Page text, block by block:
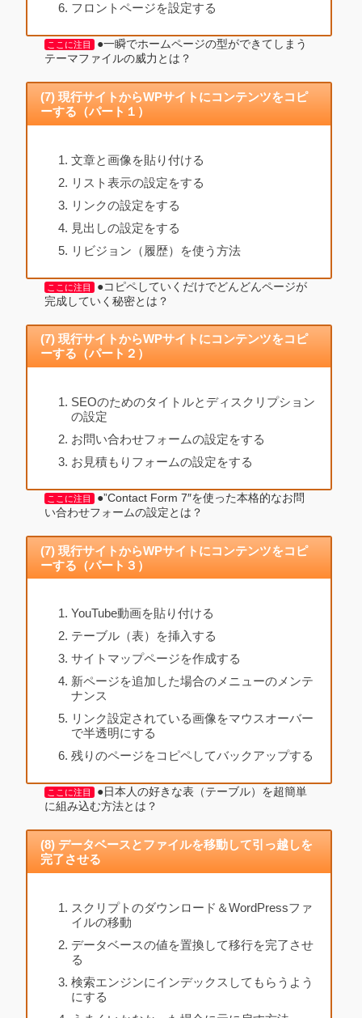
フロントページを設定する
ここに注目
●一瞬でホームページの型ができてしまう
テーマファイルの威力とは？
(7) 現行サイトからWPサイトにコンテンツをコピ
ーする（パート１）
文章と画像を貼り付ける
リスト表示の設定をする
リンクの設定をする
見出しの設定をする
リビジョン（履歴）を使う方法
ここに注目
●コピペしていくだけでどんどんページが
完成していく秘密とは？
(7) 現行サイトからWPサイトにコンテンツをコピ
ーする（パート２）
SEOのためのタイトルとディスクリプション
の設定
お問い合わせフォームの設定をする
お見積もりフォームの設定をする
ここに注目
●”Contact Form 7″を使った本格的なお問
い合わせフォームの設定とは？
(7) 現行サイトからWPサイトにコンテンツをコピ
ーする（パート３）
YouTube動画を貼り付ける
テーブル（表）を挿入する
サイトマップページを作成する
新ページを追加した場合のメニューのメンテ
ナンス
リンク設定されている画像をマウスオーバー
で半透明にする
残りのページをコピペしてバックアップする
ここに注目
●日本人の好きな表（テーブル）を超簡単
に組み込む方法とは？
(8) データベースとファイルを移動して引っ越しを
完了させる
スクリプトのダウンロード＆WordPressファ
イルの移動
データベースの値を置換して移行を完了させ
る
検索エンジンにインデックスしてもらうよう
にする